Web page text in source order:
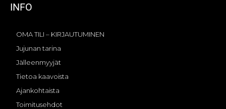
INFO
OMA TILI – KIRJAUTUMINEN
Jujunan tarina
Jälleenmyyjät
Tietoa kaavoista
Ajankohtaista
Toimitusehdot